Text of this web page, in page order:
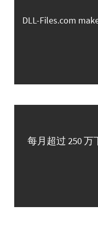
DLL-Files.com
每月超过 250 万